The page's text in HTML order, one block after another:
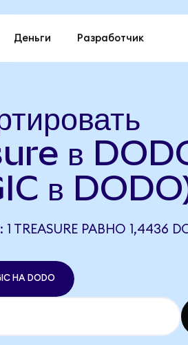
Деньги Разработчик
в
в
TREASURE РАВНО 1,4436
НА DODO